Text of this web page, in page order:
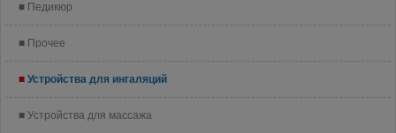
Педикюр
Прочее
Устройства для ингаляций
Устройства для массажа